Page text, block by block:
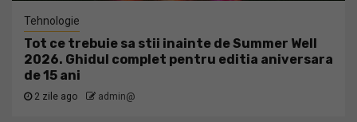
Tehnologie
Tot ce trebuie sa stii inainte de Summer Well
2026. Ghidul complet pentru editia aniversara
de 15 ani
2 zile ago admin@